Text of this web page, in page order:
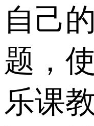
自己
题，
乐课